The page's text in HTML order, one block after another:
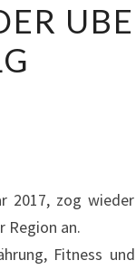
UBE
2017, zog wieder
Region an.
Fitness und